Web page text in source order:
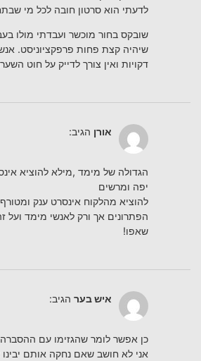
לדעתי הוא סרטון חובה לכל מי שבתחום
שובקס בחור מוכשר ועבדתי מולו בעבר
שיהיה קצת פחות פרפקציוניסט. אנשים
דקויות ואין צורך לדייק על חוט השערה…
אורן הגיב:
הגדולה של מימד ,מילא להוציא אינסרט
יפה ומרשים
להוציא מהלקוח אינסרט ענק ומטורף שכזה
הפתרונים אך ורק לאנשי מימד ועל זה
איש בער הגיב:
כן אפשר לומר שהגזימו עם ההסברה
אני לא חושב שאם נחקה אותם יבינו אותנו